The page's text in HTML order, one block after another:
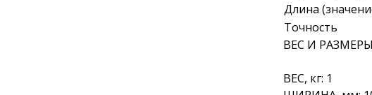
Длина
Точность
ВЕС И
ВЕС, кг: 1